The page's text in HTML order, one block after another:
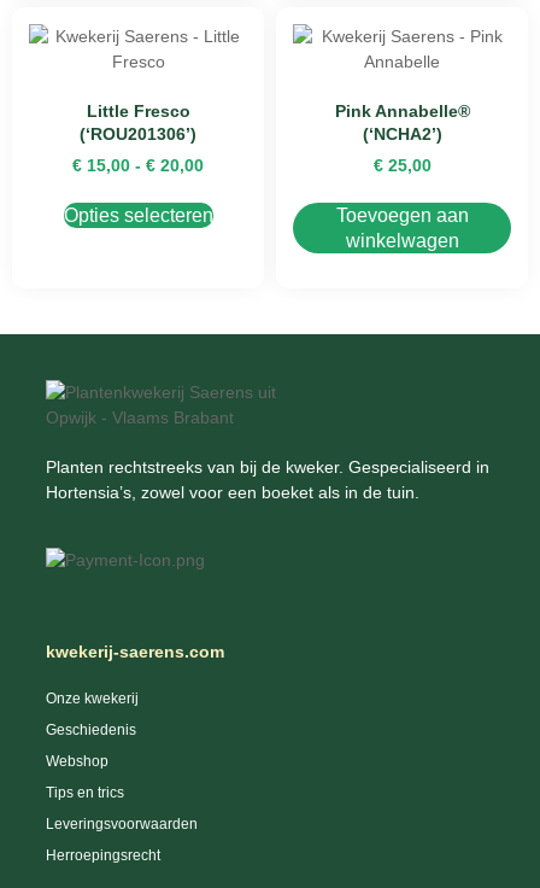
Little Fresco
(‘ROU201306’)
€ 15,00 - € 20,00
Opties selecteren
Pink Annabelle®
(‘NCHA2’)
€25,00
Toevoegen aan
winkelwagen
Planten rechtstreeks van bij de kweker. Gespecialiseerd in
Hortensia’s, zowel voor een boeket als in de tuin.
kwekerij-saerens.com
Onze kwekerij
Geschiedenis
Webshop
Tips en trics
Leveringsvoorwaarden
Herroepingsrecht